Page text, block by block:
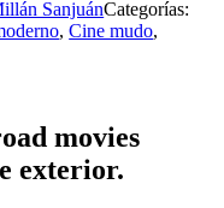
SanjuánCategorías:
,Cine mudo,
movies
exterior.